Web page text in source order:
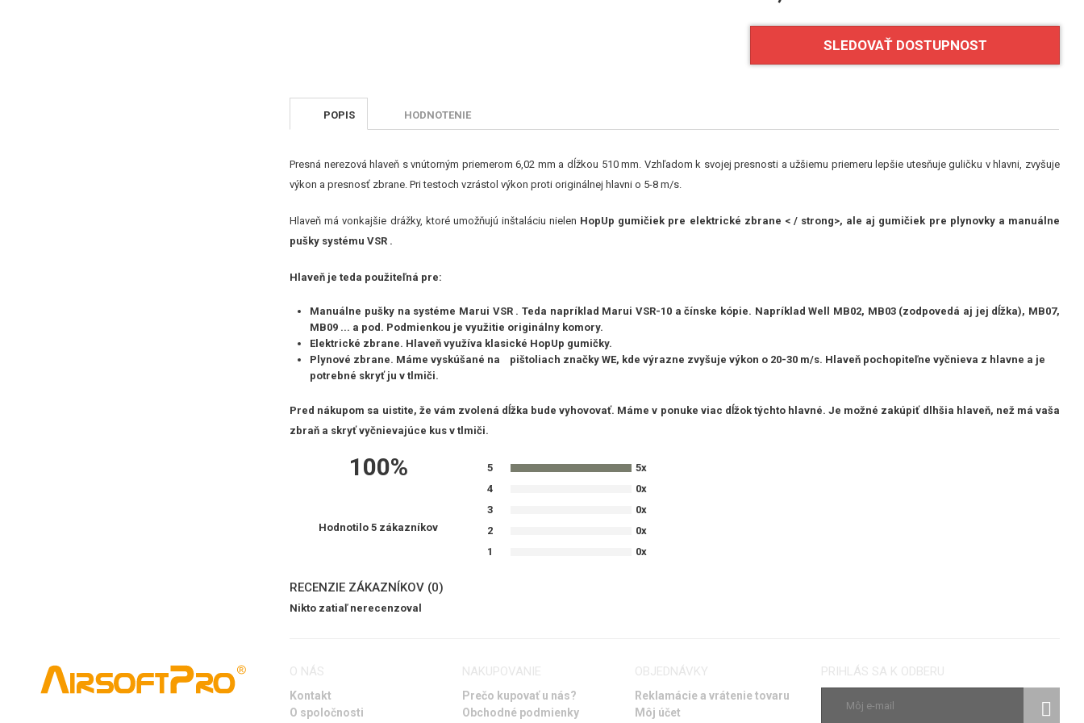
SLEDOVAŤ DOSTUPNOST
POPIS HODNOTENIE
Presná nerezová hlaveň s vnútorným priemerom 6,02 mm a dĺžkou 510 mm. Vzhľadom k svojej presnosti a užšiemu priemeru lepšie utesňuje guličku v hlavni, zvyšuje
výkon a presnosť zbrane. Pri testoch vzrástol výkon proti originálnej hlavni o 5-8 m/s.
Hlaveň má vonkajšie drážky, ktoré umožňujú inštaláciu nielen HopUp gumičiek pre elektrické zbrane < / strong>, ale aj gumičiek pre plynovky a manuálne
pušky systému VSR .
Hlaveň je teda použiteľná pre:
Manuálne pušky na systéme Marui VSR . Teda napríklad Marui VSR-10 a čínske kópie. Napríklad Well MB02, MB03 (zodpovedá aj jej dĺžka), MB07,
MB09 ... a pod. Podmienkou je využitie originálny komory.
Elektrické zbrane. Hlaveň využíva klasické HopUp gumičky.
Plynové zbrane. Máme vyskúšané na pištoliach značky WE, kde výrazne zvyšuje výkon o 20-30 m/s. Hlaveň pochopiteľne vyčnieva z hlavne a je
potrebné skryť ju v tlmiči.
Pred nákupom sa uistite, že vám zvolená dĺžka bude vyhovovať. Máme v ponuke viac dĺžok týchto hlavné. Je možné zakúpiť dlhšia hlaveň, než má vaša
zbraň a skryť vyčnievajúce kus v tlmiči.
100%
Hodnotilo5 zákazníkov
5
5x
4
0x
3
0x
2
0x
1
0x
RECENZIE ZÁKAZNÍKOV (0)
Nikto zatiaľ nerecenzoval
O NÁS
Kontakt
O spoločnosti
NAKUPOVANIE
Prečo kupovať u nás?
Obchodné podmienky
OBJEDNÁVKY
Reklamácie a vrátenie tovaru
Môj účet
PRIHLÁS SA K ODBERU